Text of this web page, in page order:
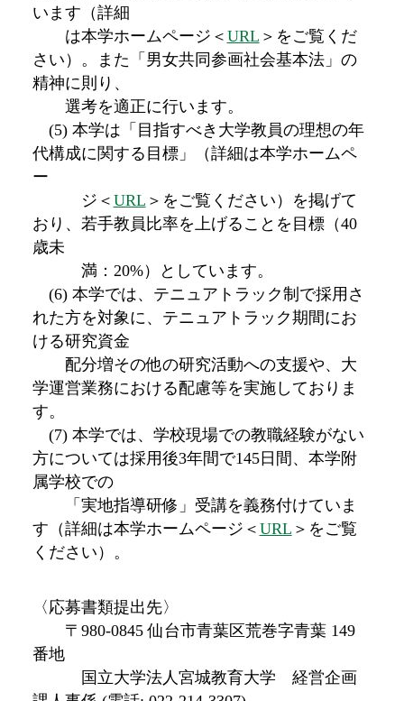
います（詳細
は本学ホームページ＜ URL ＞をご覧くだ
さい）。また「男女共同参画社会基本法」の
精神に則り、
選考を適正に行います。
(5) 本学は「目指すべき大学教員の理想の年
代構成に関する目標」（詳細は本学ホームペ
ー
ジ＜ URL ＞をご覧ください）を掲げて
おり、若手教員比率を上げることを目標（40
歳未
満：20%）としています。
(6) 本学では、テニュアトラック制で採用さ
れた方を対象に、テニュアトラック期間にお
ける研究資金
配分増その他の研究活動への支援や、大
学運営業務における配慮等を実施しておりま
す。
(7) 本学では、学校現場での教職経験がない
方については採用後3年間で145日間、本学附
属学校での
「実地指導研修」受講を義務付けていま
す（詳細は本学ホームページ＜ URL ＞をご覧
ください）。
〈応募書類提出先〉
〒980-0845 仙台市青葉区荒巻字青葉 149
番地
国立大学法人宮城教育大学 経営企画